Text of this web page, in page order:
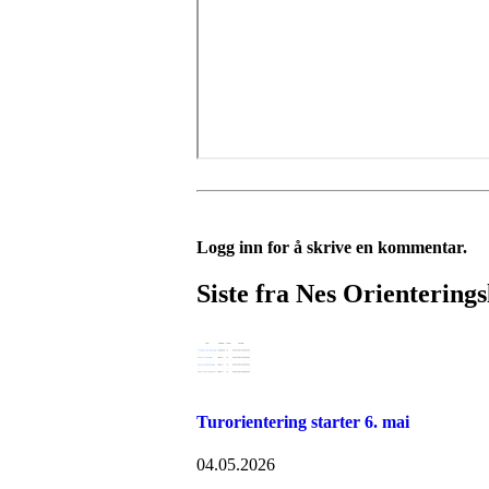
Logg inn for å skrive en kommentar.
Siste fra Nes
Turorientering starter 6. mai
04.05.2026